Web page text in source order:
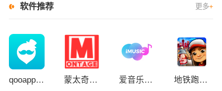
软件推荐 更多+
qooapp安卓版 蒙太奇影视2025最新版本下载 爱音乐app下载免费版 地铁跑酷全皮肤版